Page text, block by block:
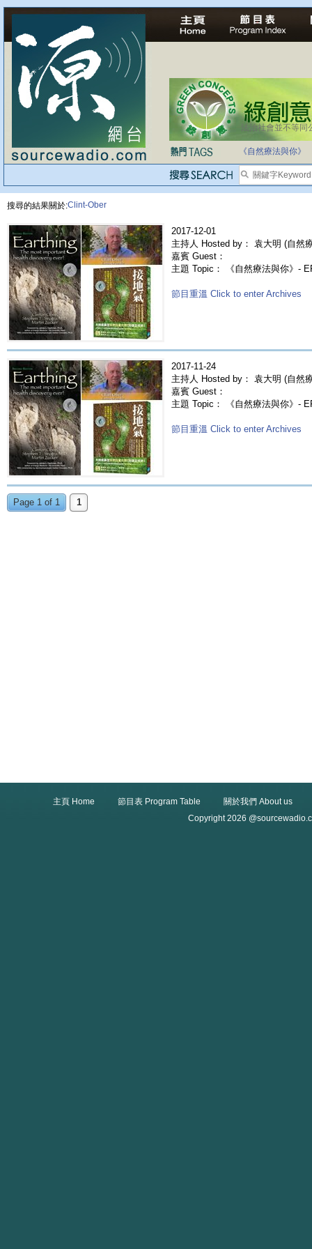
法治社會並不等同
自家教育合法化-
《自然療法與你》
搜尋的結果關於:Clint-Ober
2017-12-01
主持人 Hosted by： 袁大明 (自然
嘉賓 Guest：
主題 Topic： 《自然療法與你》-
節目重溫 Click to enter Archives
2017-11-24
主持人 Hosted by： 袁大明 (自然
嘉賓 Guest：
主題 Topic： 《自然療法與你》-
節目重溫 Click to enter Archives
Page 1 of 1 1
主頁 Home 節目表 Program Table
關於我們 About us
Copyright 2026